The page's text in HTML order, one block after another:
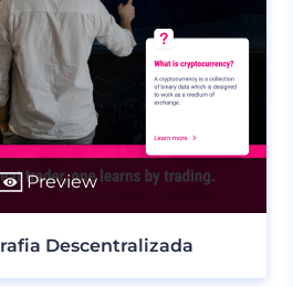
Preview
Descentralizada